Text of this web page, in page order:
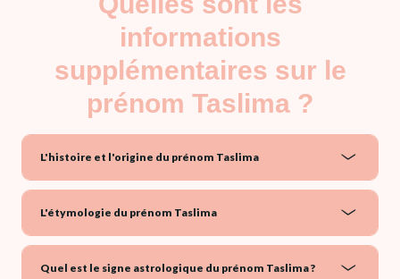
informations
supplémentaires sur le
prénom Taslima ?
L'histoire et l'origine du prénom Taslima
L'étymologie du prénom Taslima
Quel est le signe astrologique du prénom Taslima ?